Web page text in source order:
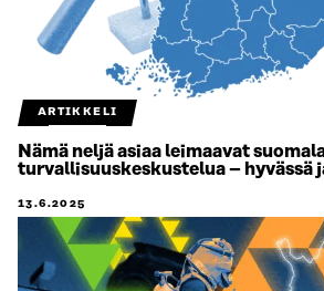
ARTIKKELI
Nämä neljä asiaa leimaavat
turvallisuuskeskustelua – hyvässä
13.6.2025